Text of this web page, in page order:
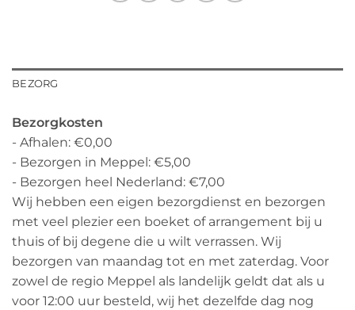
BEZORG
Bezorgkosten
- Afhalen: €0,00
- Bezorgen in Meppel: €5,00
- Bezorgen heel Nederland: €7,00
Wij hebben een eigen bezorgdienst en bezorgen
met veel plezier een boeket of arrangement bij u
thuis of bij degene die u wilt verrassen. Wij
bezorgen van maandag tot en met zaterdag. Voor
zowel de regio Meppel als landelijk geldt dat als u
voor 12:00 uur besteld, wij het dezelfde dag nog